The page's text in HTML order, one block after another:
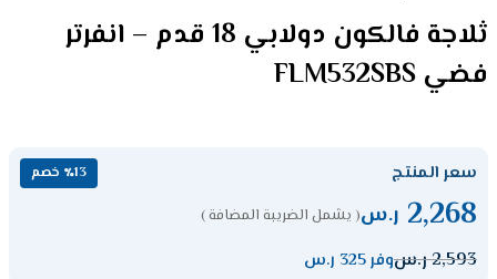
ثلاجة فالكون دولابي 18 قدم – انفرتر
فضي FLM532SBS
سعر المنتج ٪13 خصم
2,268 ر.س( يشمل الضريبة المضافة )
2,593ر.سوفر 325 ر.س